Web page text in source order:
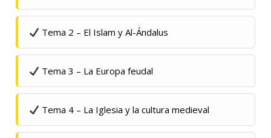
Tema 2 – El Islam y Al-Ándalus
Tema 3 – La Europa feudal
Tema 4 – La Iglesia y la cultura medieval